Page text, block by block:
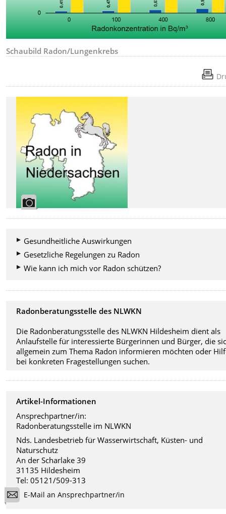
Schaubild Radon/Lungenkrebs
Gesundheitliche Auswirkungen
Gesetzliche Regelungen zu Radon
Wie kann ich mich vor Radon schützen?
Radonberatungsstelle des NLWKN
Die Radonberatungsstelle des NLWKN Hildesheim dient als
Anlaufstelle für interessierte Bürgerinnen und Bürger, die
allgemein zum Thema Radon informieren möchten oder
bei konkreten Fragestellungen suchen.
Artikel-Informationen
Ansprechpartner/in:
Radonberatungsstelle im NLWKN
Nds. Landesbetrieb für Wasserwirtschaft, Küsten- und
Naturschutz
An der Scharlake 39
31135 Hildesheim
Tel: 05121/509-313
E-Mail an Ansprechpartner/in